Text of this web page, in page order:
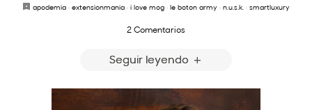
apodemia · extensionmania · i love mog · le boton army · n.u.s.k. · smartluxury
2 Comentarios
Seguir leyendo